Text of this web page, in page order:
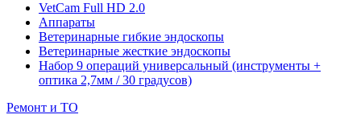
VetCam Full HD 2.0
Аппараты
Ветеринарные гибкие эндоскопы
Ветеринарные жесткие эндоскопы
Набор 9 операций универсальный (инструменты +
оптика 2,7мм / 30 градусов)
Ремонт и ТО